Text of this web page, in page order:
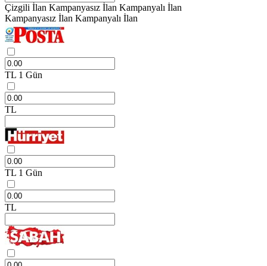
Çizgili İlan Kampanyasız İlan Kampanyalı İlan
Kampanyasız İlan Kampanyalı İlan
TL 1 Gün
TL
TL 1 Gün
TL